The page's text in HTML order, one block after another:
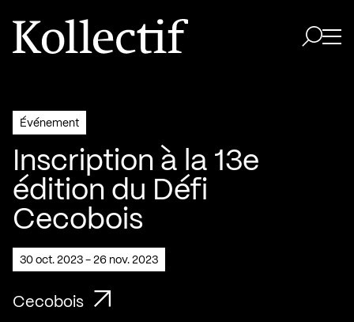
Aller à la page d'accueil
Logo Kollectif
Événement
Inscription à la 13e
édition du Défi
Cecobois
30 oct. 2023 - 26 nov. 2023
Cecobois